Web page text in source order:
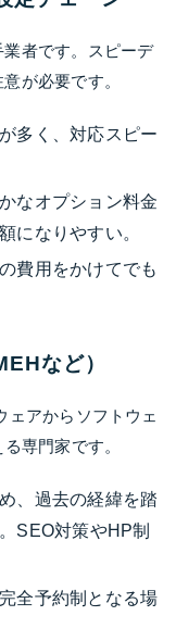
業者です。スピーデ
が必要です。
多く、対応スピー
なオプション料金
になりやすい。
費用をかけてでも
など）
ェアからソフトウェ
専門家です。
、過去の経緯を踏
SEO対策やHP制
全予約制となる場